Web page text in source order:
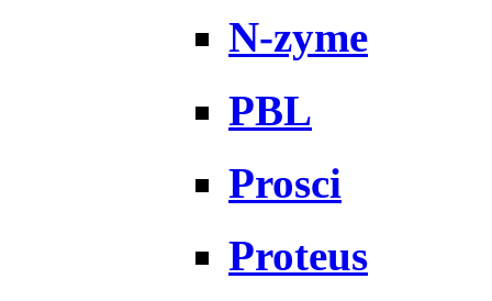
N-zyme
PBL
Prosci
Proteus